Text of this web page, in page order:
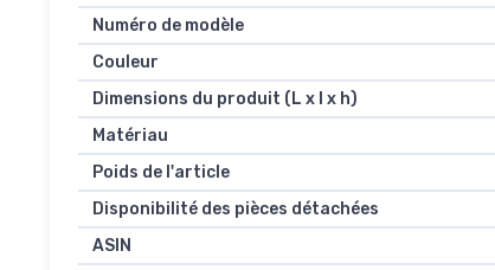
Numéro de modèle
Couleur
Dimensions du produit (L x l x h)
Matériau
Poids de l'article
Disponibilité des pièces détachées
ASIN